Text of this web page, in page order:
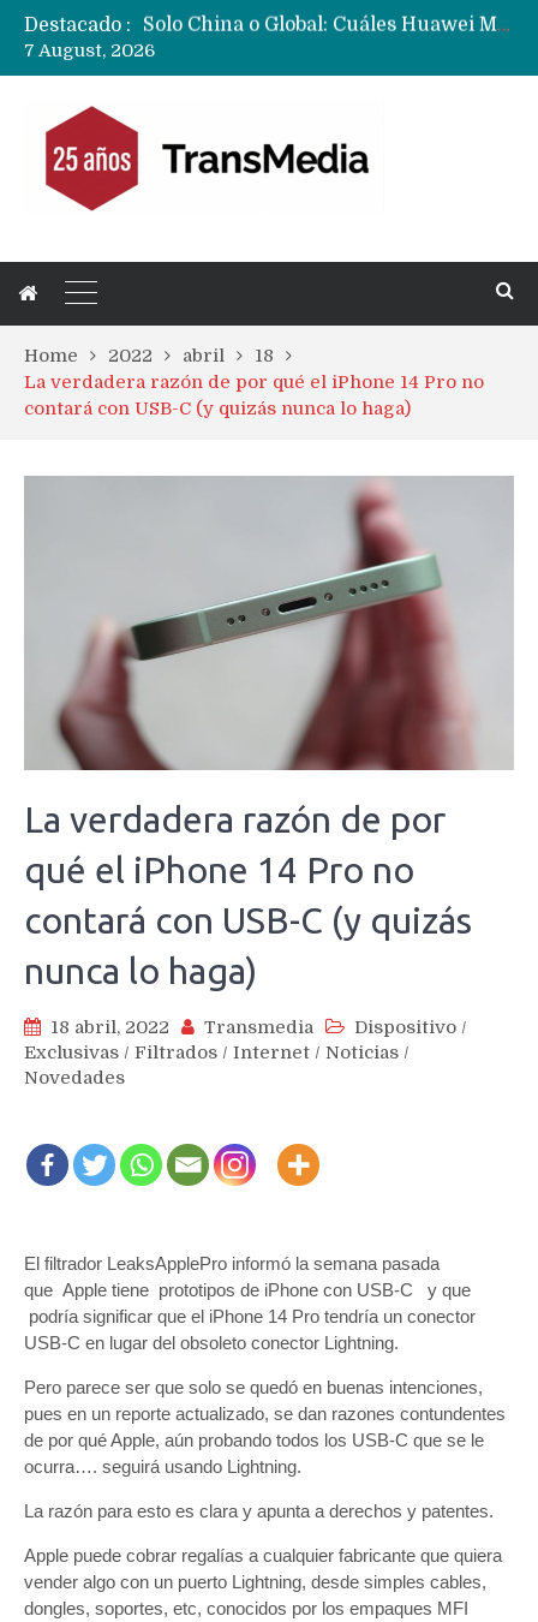
Destacado :
Data Centers de Huawei en Chile, México, Brasil,Perú y Argentina podrían verse afectados por arremetida de EE.UU
7 August, 2026
Home 2022 abril
18
La verdadera razón de por qué el iPhone 14 Pro no
contará con USB-C (y quizás nunca lo haga)
La verdadera razón de por
qué el iPhone 14 Pro no
contará con USB-C (y quizás
nunca lo haga)
18 abril, 2022 Transmedia Dispositivo /
Exclusivas / Filtrados / Internet / Noticias /
Novedades
El filtrador LeaksApplePro informó la semana pasada
que Apple tiene prototipos de iPhone con USB-C y que
podría significar que el iPhone 14 Pro tendría un conector
USB-C en lugar del obsoleto conector Lightning.
Pero parece ser que solo se quedó en buenas intenciones,
pues en un reporte actualizado, se dan razones contundentes
de por qué Apple, aún probando todos los USB-C que se le
ocurra…. seguirá usando Lightning.
La razón para esto es clara y apunta a derechos y patentes.
Apple puede cobrar regalías a cualquier fabricante que quiera
vender algo con un puerto Lightning, desde simples cables,
dongles, soportes, etc, conocidos por los empaques MFI